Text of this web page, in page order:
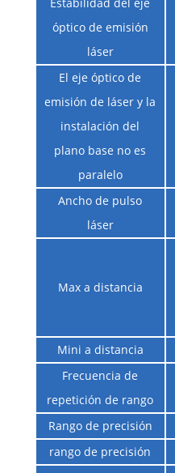
óptico de emisión
láser
El eje óptico de
emisión de láser y la
instalación del
plano base no es
paralelo
Ancho de pulso
láser
Max a distancia
Mini a distancia
Frecuencia de
repetición de rango
Rango de precisión
rango de precisión